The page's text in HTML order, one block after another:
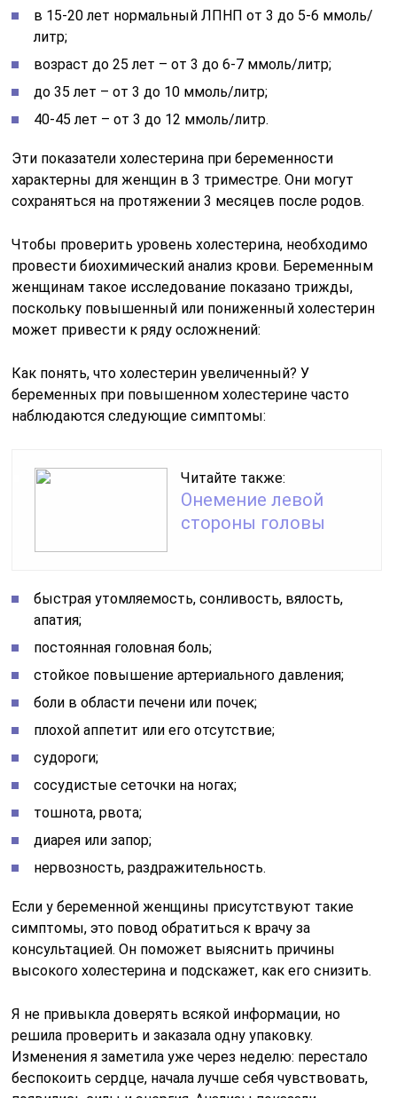
в 15-20 лет нормальный ЛПНП от 3 до 5-6 ммоль/
литр;
возраст до 25 лет – от 3 до 6-7 ммоль/литр;
до 35 лет – от 3 до 10 ммоль/литр;
40-45 лет – от 3 до 12 ммоль/литр.
Эти показатели холестерина при беременности
характерны для женщин в 3 триместре. Они могут
сохраняться на протяжении 3 месяцев после родов.
Чтобы проверить уровень холестерина, необходимо
провести биохимический анализ крови. Беременным
женщинам такое исследование показано трижды,
поскольку повышенный или пониженный холестерин
может привести к ряду осложнений:
Как понять, что холестерин увеличенный? У
беременных при повышенном холестерине часто
наблюдаются следующие симптомы:
Читайте также:
Онемение левой
стороны головы
быстрая утомляемость, сонливость, вялость,
апатия;
постоянная головная боль;
стойкое повышение артериального давления;
боли в области печени или почек;
плохой аппетит или его отсутствие;
судороги;
сосудистые сеточки на ногах;
тошнота, рвота;
диарея или запор;
нервозность, раздражительность.
Если у беременной женщины присутствуют такие
симптомы, это повод обратиться к врачу за
консультацией. Он поможет выяснить причины
высокого холестерина и подскажет, как его снизить.
Я не привыкла доверять всякой информации, но
решила проверить и заказала одну упаковку.
Изменения я заметила уже через неделю: перестало
беспокоить сердце, начала лучше себя чувствовать,